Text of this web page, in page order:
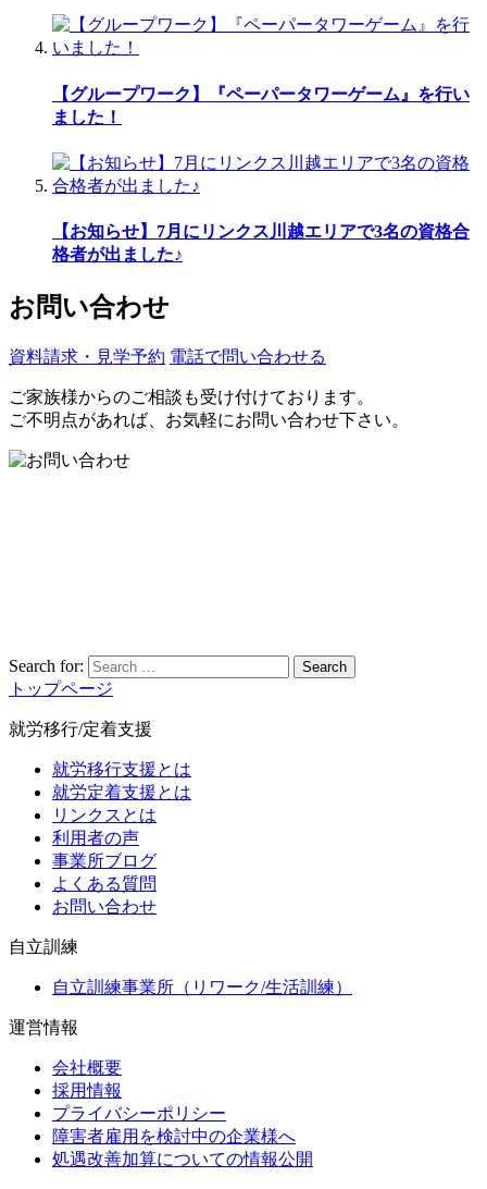
【グループワーク】『ペーパータワーゲーム』を行い
ました！
【お知らせ】7月にリンクス川越エリアで3名の資格合
格者が出ました♪
お問い合わせ
資料請求・見学予約 電話で問い合わせる
ご家族様からのご相談も受け付けております。
ご不明点があれば、お気軽にお問い合わせ下さい。
Search for: Search
トップページ
就労移行/定着支援
就労移行支援とは
就労定着支援とは
リンクスとは
利用者の声
事業所ブログ
よくある質問
お問い合わせ
自立訓練
自立訓練事業所（リワーク/生活訓練）
運営情報
会社概要
採用情報
プライバシーポリシー
障害者雇用を検討中の企業様へ
処遇改善加算についての情報公開